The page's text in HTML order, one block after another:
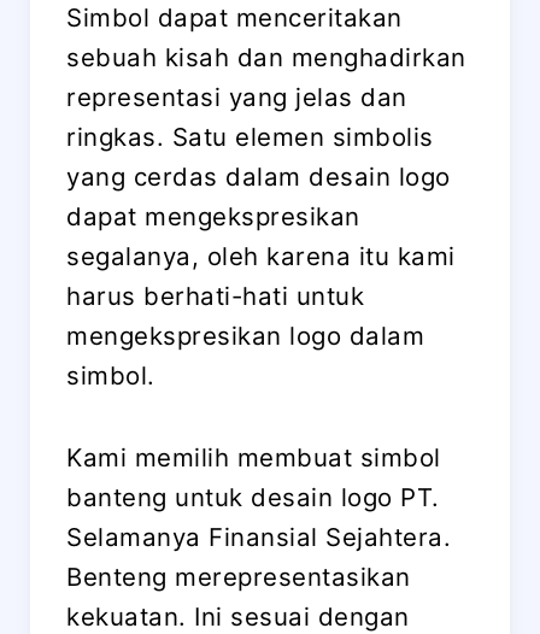
Simbol dapat menceritakan
sebuah kisah dan menghadirkan
representasi yang jelas dan
ringkas. Satu elemen simbolis
yang cerdas dalam desain logo
dapat mengekspresikan
segalanya, oleh karena itu kami
harus berhati-hati untuk
mengekspresikan logo dalam
simbol.
Kami memilih membuat simbol
banteng untuk desain logo PT.
Selamanya Finansial Sejahtera.
Benteng merepresentasikan
kekuatan. Ini sesuai dengan